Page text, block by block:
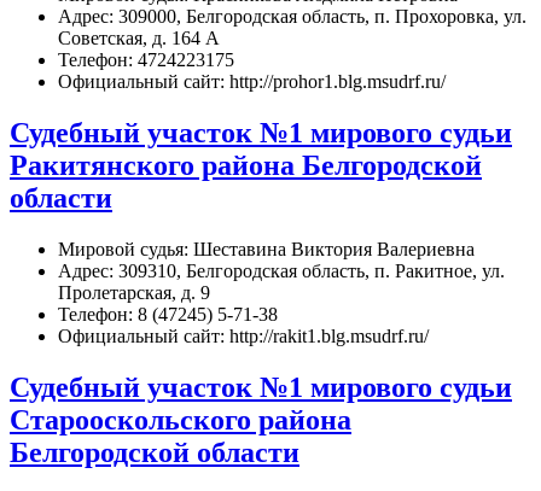
Адрес: 309000, Белгородская область, п. Прохоровка, ул.
Советская, д. 164 А
Телефон: 4724223175
Официальный сайт: http://prohor1.blg.msudrf.ru/
Судебный участок №1 мирового судьи
Ракитянского района Белгородской
области
Мировой судья: Шеставина Виктория Валериевна
Адрес: 309310, Белгородская область, п. Ракитное, ул.
Пролетарская, д. 9
Телефон: 8 (47245) 5-71-38
Официальный сайт: http://rakit1.blg.msudrf.ru/
Судебный участок №1 мирового судьи
Старооскольского района
Белгородской области